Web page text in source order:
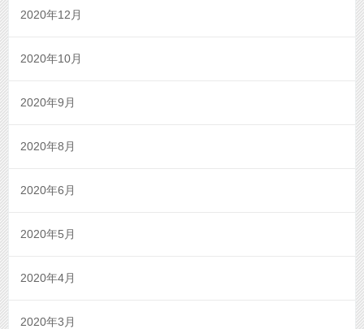
2020年12月
2020年10月
2020年9月
2020年8月
2020年6月
2020年5月
2020年4月
2020年3月